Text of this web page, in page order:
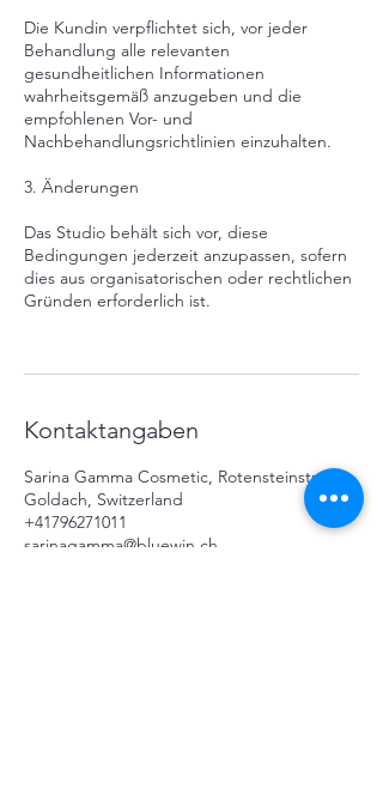
Die Kundin verpflichtet sich, vor jeder
Behandlung alle relevanten
gesundheitlichen Informationen
wahrheitsgemäß anzugeben und die
empfohlenen Vor- und
Nachbehandlungsrichtlinien einzuhalten.
3. Änderungen
Das Studio behält sich vor, diese
Bedingungen jederzeit anzupassen, sofern
dies aus organisatorischen oder rechtlichen
Gründen erforderlich ist.
Kontaktangaben
Sarina Gamma Cosmetic, Rotensteinstrasse,
Goldach, Switzerland
+41796271011
sarinagamma@bluewin.ch